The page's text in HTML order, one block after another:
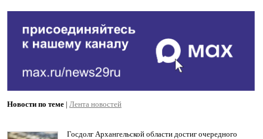
Новости по теме | Лента новостей
Госдолг Архангельской области достиг очередного